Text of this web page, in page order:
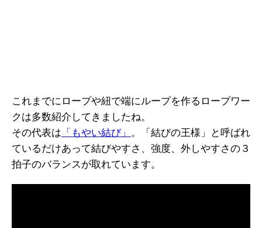
これまでにロープや紐で端にループを作るロープワー
クは多数紹介してきましたね。
その代表は 「もやい結び」 。「結びの王様」と呼ばれ
ているだけあって結びやすさ、強度、外しやすさの３
拍子のバランスが取れています。